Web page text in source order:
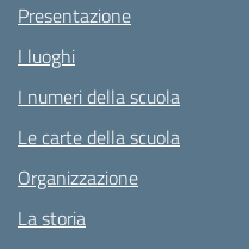
Presentazione
I luoghi
I numeri della scuola
Le carte della scuola
Organizzazione
La storia